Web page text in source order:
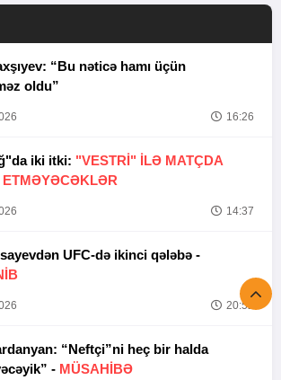
“Bu nəticə hamı üçün
oldu”
16:26
iki itki: "VESTRİ" İLƏ MATÇDA
ETMƏYƏCƏKLƏR
14:37
Tofiq Musayevdən UFC-də ikinci qələbə -
20:52
“Neftçi”ni heç bir halda
- MÜSAHİBƏ